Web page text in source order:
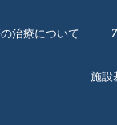
治療について
施設